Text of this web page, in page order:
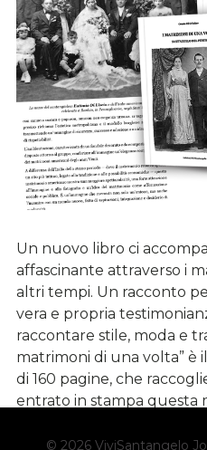
Un nuovo libro ci
affascinante attraverso i
altri tempi. Un racconto
vera e propria
raccontare stile, moda e
matrimoni di una volta”
di 160 pagine, che
entrato in stampa questa
© 2026 ViviSantangelo